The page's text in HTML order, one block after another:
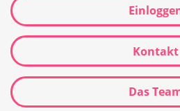
Kontakt
Das